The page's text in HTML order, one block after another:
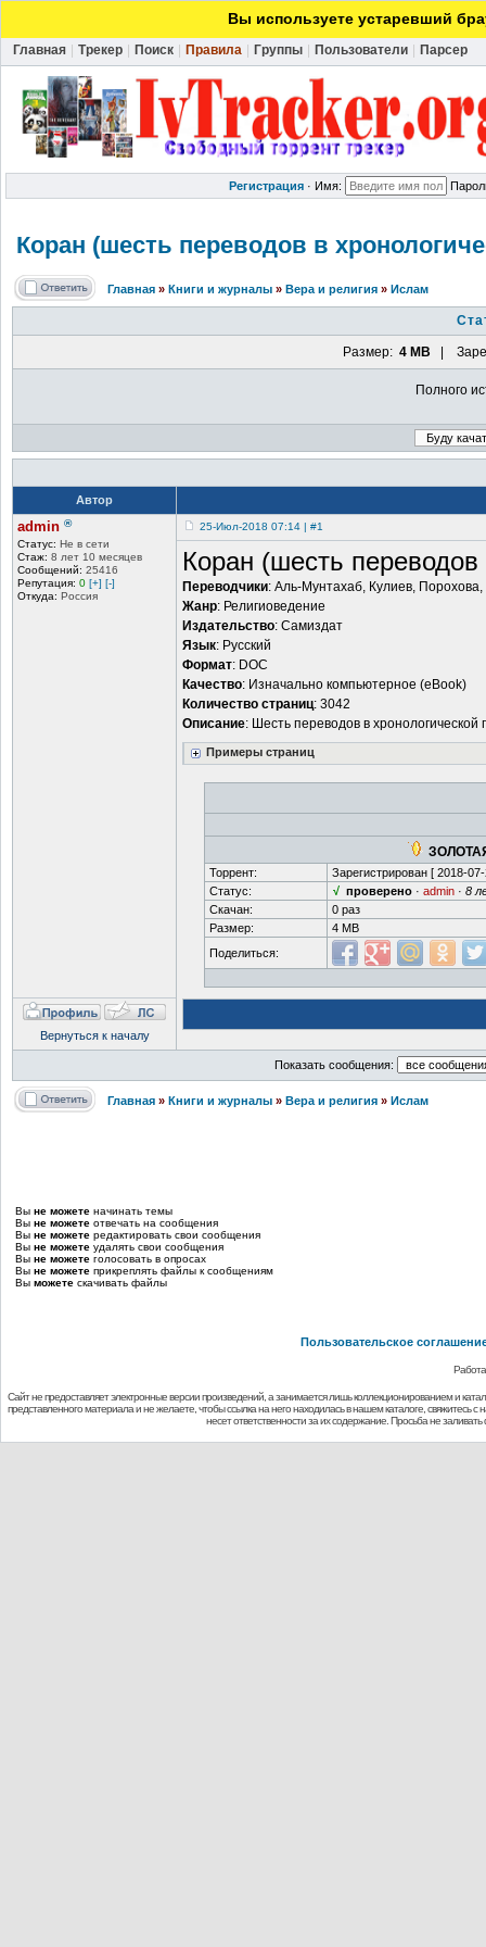
Вы используете устаревший
Главная Трекер Поиск Правила Группы Пользователи Парсер
Регистрация · Имя:
Коран (шесть переводов в
Главная » Книги и журналы » Вера и религия » Ислам
Размер: 4 MB |
Полного
Автор
admin ®
Статус: Не в сети
Стаж: 8 лет 10 месяцев
Сообщений: 25416
Репутация: 0 [+] [-]
Откуда: Россия
25-Июл-2018 07:14 | #1
Коран (шесть
Переводчики: Аль-Мунтахаб, Кулиев,
Жанр: Религиоведение
Издательство: Самиздат
Язык: Русский
Формат: DOC
Качество: Изначально компьютерное (eBook)
Количество страниц: 3042
Описание: Шесть переводов в хронологической
Примеры страниц
Торрент: Зарегистрирован [ 2018-
Статус:
√ проверено · admin · 8
Скачан:
0 раз
Размер:
4 MB
Поделиться:
Вернуться к началу
Показать сообщения:
Главная » Книги и журналы » Вера и религия » Ислам
Вы не можете начинать темы
Вы не можете отвечать на сообщения
Вы не можете редактировать свои сообщения
Вы не можете удалять свои сообщения
Вы не можете голосовать в опросах
Вы не можете прикреплять файлы к сообщениям
Вы можете скачивать файлы
Пользовательское
Сайт не предоставляет электронные версии произведений, а занимается лишь коллекционированием и
представленного материала и не желаете, чтобы ссылка на него находилась в нашем каталоге,
несет ответственности за их содержание. Просьба не